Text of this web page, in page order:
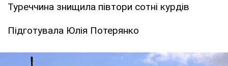
Туреччина знищила півтори сотні курдів
Підготувала Юлія Потерянко